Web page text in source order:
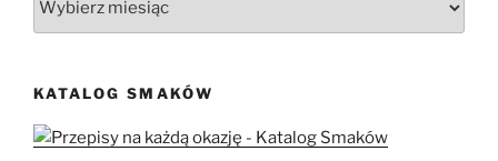
KATALOG SMAKÓW